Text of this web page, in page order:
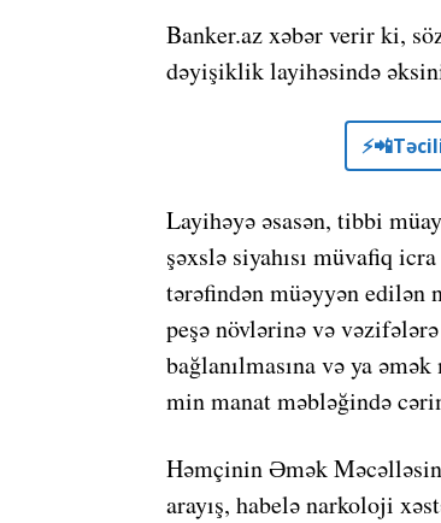
Banker.az xəbər verir ki,
dəyişiklik layihəsində
Layihəyə əsasən, tibbi
şəxslə siyahısı müvafiq
tərəfindən müəyyən edilən
peşə növlərinə və
bağlanılmasına və ya
min manat məbləğində
Həmçinin Əmək
arayış, habelə narkoloji